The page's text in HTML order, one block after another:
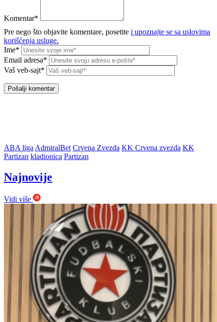
Komentar*
Pre nego što objavite komentare, posetite i upoznajte se sa uslovima
korišćenja usluge.
Ime*
Email adresa*
Vaš veb-sajt*
ABA liga AdmiralBet Crvena Zvezda KK Crvena zvezda KK
Partizan kladionica Partizan
Najnovije
Vidi više